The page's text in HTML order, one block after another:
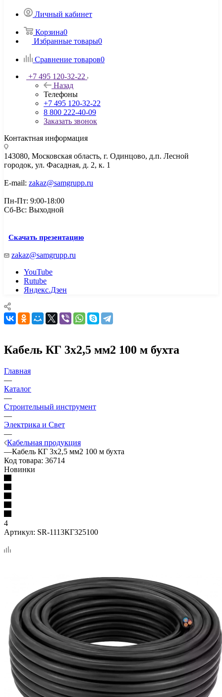
Личный кабинет
Корзина0
Избранные товары0
Сравнение товаров0
+7 495 120-32-22
Назад
Телефоны
+7 495 120-32-22
8 800 222-40-09
Заказать звонок
Контактная информация
143080, Mосковская область, г. Одинцово, д.п. Лесной
городок, ул. Фасадная, д. 2, к. 1
E-mail: zakaz@samgrupp.ru
Пн-Пт: 9:00-18:00
Сб-Вс: Выходной
Скачать презентацию
zakaz@samgrupp.ru
YouTube
Rutube
Яндекс.Дзен
Кабель КГ 3х2,5 мм2 100 м бухта
Главная
—
Каталог
—
Строительный инструмент
—
Электрика и Свет
—
Кабельная продукция
—Кабель КГ 3х2,5 мм2 100 м бухта
Код товара: 36714
Новинки
4
Артикул: SR-1113КГ325100